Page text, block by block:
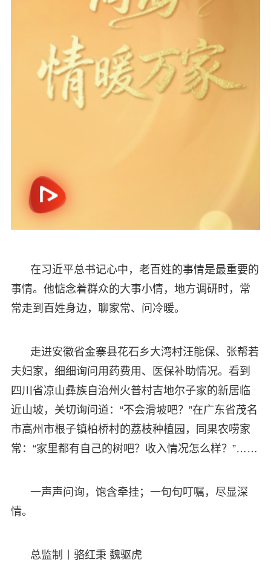
在习近平总书记心中，老百姓的事情是最重要的
事情。他惦念着群众的大事小情，地方调研时，常
常走到百姓身边，聊家常、问冷暖。
走进安徽省金寨县花石乡大湾村汪能保、张帮若
夫妇家，细细询问用药费用、医保补助情况。看到
四川省凉山彝族自治州火普村吉地尔子家的新居临
近山坡，关切询问道：“不会滑坡吧？”在广东省茂名
市高州市根子镇柏桥村的荔枝种植园，同果农唠家
常：“家里都有自己的树吧？收入情况怎么样？”……
一声声问询，饱含牵挂；一句句叮嘱，尽显深
情。
总监制丨骆红秉 魏驱虎